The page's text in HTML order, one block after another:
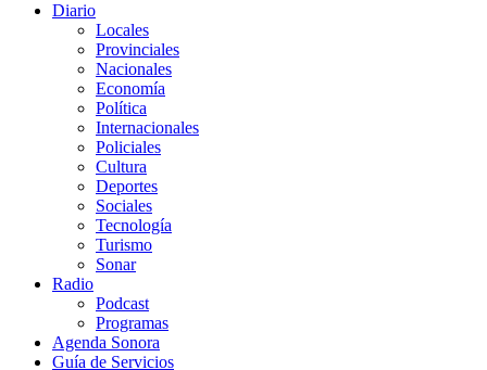
Diario
Locales
Provinciales
Nacionales
Economía
Política
Internacionales
Policiales
Cultura
Deportes
Sociales
Tecnología
Turismo
Sonar
Radio
Podcast
Programas
Agenda Sonora
Guía de Servicios